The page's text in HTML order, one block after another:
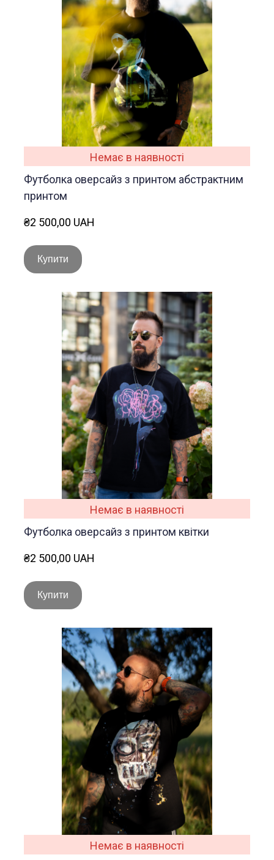
Немає в наявності
Футболка оверсайз з принтом абстрактним
принтом
₴2 500,00 UAH
Купити
Немає в наявності
Футболка оверсайз з принтом квітки
₴2 500,00 UAH
Купити
Немає в наявності